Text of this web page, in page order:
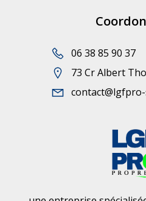
06 38 85 90 37
73 Cr Albert